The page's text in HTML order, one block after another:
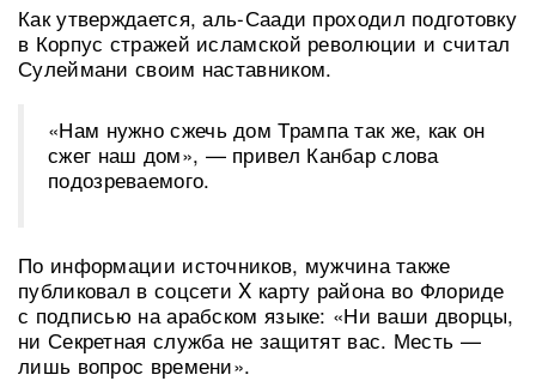
Как утверждается, аль-Саади проходил подготовку
в Корпус стражей исламской революции и считал
Сулеймани своим наставником.
«Нам нужно сжечь дом Трампа так же, как он
сжег наш дом», — привел Канбар слова
подозреваемого.
По информации источников, мужчина также
публиковал в соцсети X карту района во Флориде
с подписью на арабском языке: «Ни ваши дворцы,
ни Секретная служба не защитят вас. Месть —
лишь вопрос времени».